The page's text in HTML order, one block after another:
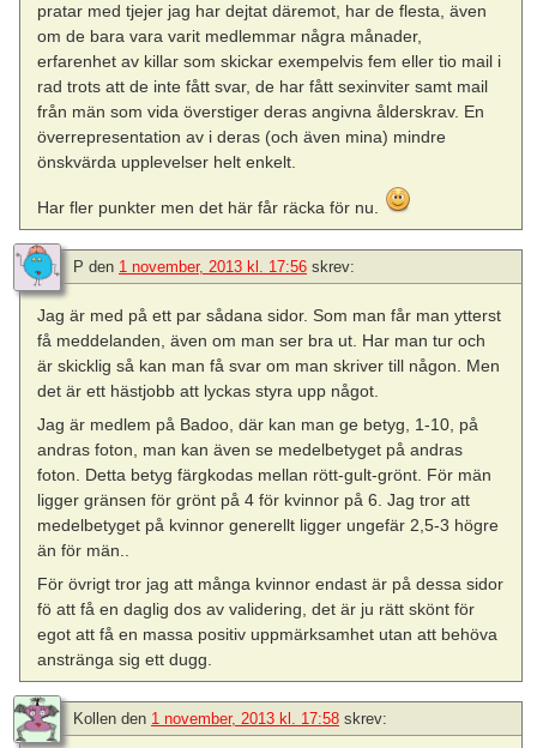
pratar med tjejer jag har dejtat däremot, har de flesta, även
om de bara vara varit medlemmar några månader,
erfarenhet av killar som skickar exempelvis fem eller tio mail i
rad trots att de inte fått svar, de har fått sexinviter samt mail
från män som vida överstiger deras angivna ålderskrav. En
överrepresentation av i deras (och även mina) mindre
önskvärda upplevelser helt enkelt.
Har fler punkter men det här får räcka för nu.
P den 1 november, 2013 kl. 17:56 skrev:
Jag är med på ett par sådana sidor. Som man får man ytterst
få meddelanden, även om man ser bra ut. Har man tur och
är skicklig så kan man få svar om man skriver till någon. Men
det är ett hästjobb att lyckas styra upp något.
Jag är medlem på Badoo, där kan man ge betyg, 1-10, på
andras foton, man kan även se medelbetyget på andras
foton. Detta betyg färgkodas mellan rött-gult-grönt. För män
ligger gränsen för grönt på 4 för kvinnor på 6. Jag tror att
medelbetyget på kvinnor generellt ligger ungefär 2,5-3 högre
än för män..
För övrigt tror jag att många kvinnor endast är på dessa sidor
fö att få en daglig dos av validering, det är ju rätt skönt för
egot att få en massa positiv uppmärksamhet utan att behöva
anstränga sig ett dugg.
Kollen den 1 november, 2013 kl. 17:58 skrev: